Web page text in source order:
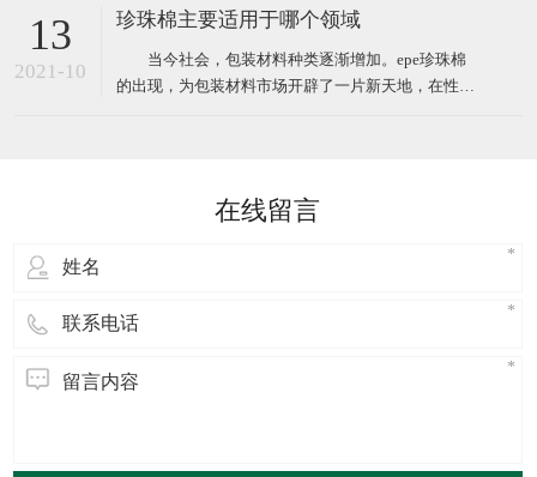
塑料包装材料，EVA橡塑制品经过设计加工成形，其
材料，相对于传统防震包装，EVA泡棉可以切割、成
型;还
13
2021-10
珍珠棉主要适用于哪个领域
当今社会，包装材料种类逐渐增加。epe珍珠棉
的出现，为包装材料市场开辟了一片新天地，在性能
在线留言